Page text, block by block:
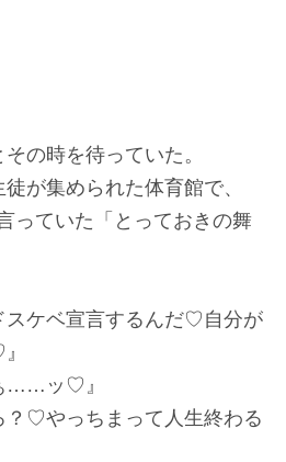
の時を待っていた。
が集められた体育館で、
っていた「とっておきの舞
スケベ宣言するんだ♡自分が
……ッ♡』
♡やっちまって人生終わる